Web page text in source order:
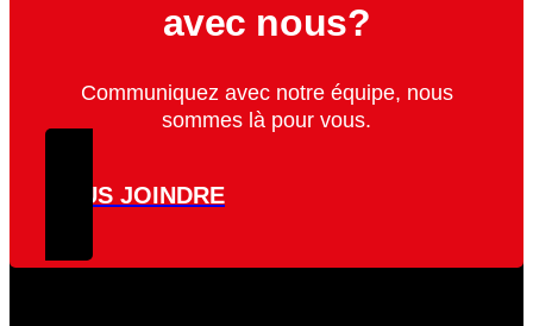
avec nous?
Communiquez avec notre équipe, nous
sommes là pour vous.
NOUS JOINDRE